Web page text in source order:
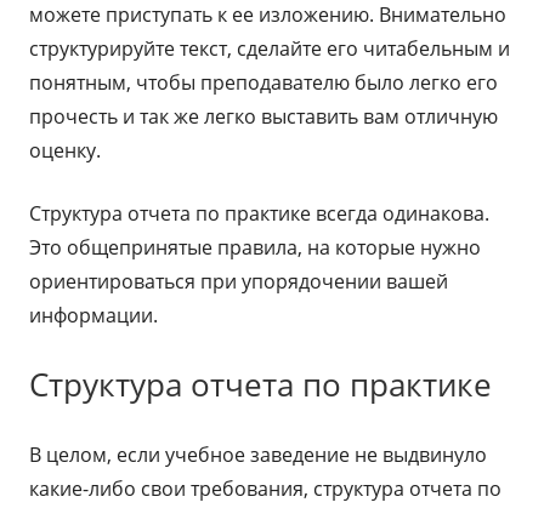
можете приступать к ее изложению. Внимательно
структурируйте текст, сделайте его читабельным и
понятным, чтобы преподавателю было легко его
прочесть и так же легко выставить вам отличную
оценку.
Структура отчета по практике всегда одинакова.
Это общепринятые правила, на которые нужно
ориентироваться при упорядочении вашей
информации.
Структура отчета по практике
В целом, если учебное заведение не выдвинуло
какие-либо свои требования, структура отчета по